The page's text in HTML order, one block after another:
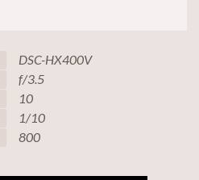
DSC-HX400V
f/3.5
10
1/10
800